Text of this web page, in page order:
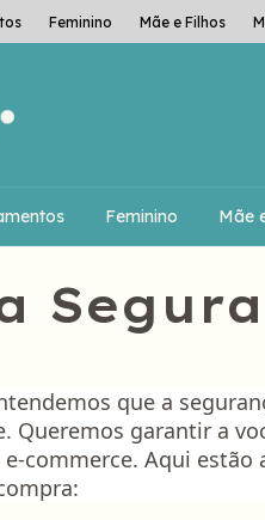
Feminino Mãe e Filhos
Feminino Mãe
Segura
que a
Queremos garantir a
commerce. Aqui